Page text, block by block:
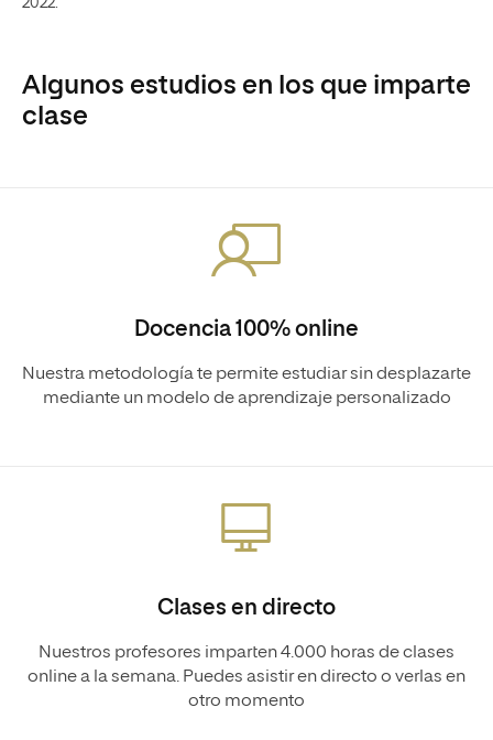
Algunos estudios en los que imparte
clase
Docencia 100% online
Nuestra metodología te permite estudiar sin desplazarte
mediante un modelo de aprendizaje personalizado
Clases en directo
Nuestros profesores imparten 4.000 horas de clases
online a la semana. Puedes asistir en directo o verlas en
otro momento